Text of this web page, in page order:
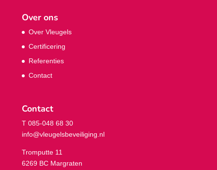
Over ons
Over Vleugels
Certificering
Referenties
Contact
Contact
T 085-048 68 30
info@vleugelsbeveiliging.nl
Tromputte 11
6269 BC Margraten